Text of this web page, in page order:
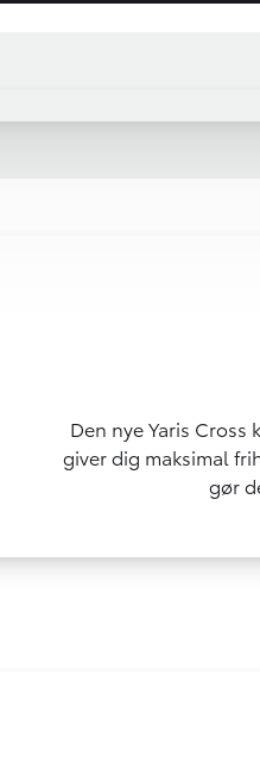
Den nye Yaris
giver dig maksimal
gør